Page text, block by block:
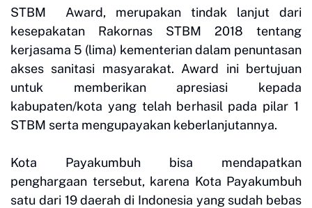
STBM Award, merupakan tindak lanjut dari
kesepakatan Rakornas STBM 2018 tentang
kerjasama 5 (lima) kementerian dalam penuntasan
akses sanitasi masyarakat. Award ini bertujuan
untuk memberikan apresiasi kepada
kabupaten/kota yang telah berhasil pada pilar 1
STBM serta mengupayakan keberlanjutannya.
Kota Payakumbuh bisa mendapatkan
penghargaan tersebut, karena Kota Payakumbuh
satu dari 19 daerah di Indonesia yang sudah bebas